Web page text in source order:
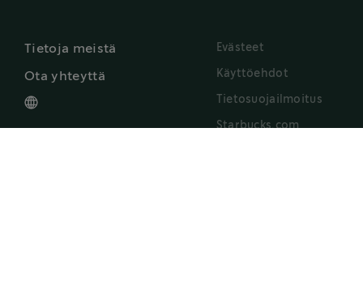
Tietoja meistä
Ota yhteyttä
Evästeet
Käyttöehdot
Tietosuojailmoitus
Starbucks.com